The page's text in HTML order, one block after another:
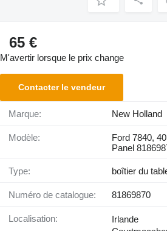
65 €
M'avertir lorsque le prix change
Contacter le vendeur
Marque: New Holland
Modèle:
Ford 7840,
Panel
Type: boîtier du
Numéro de catalogue: 81869870
Localisation:
Irlande